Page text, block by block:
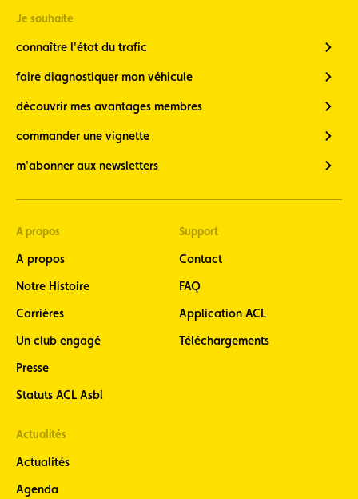
Je souhaite
connaître l'état du trafic
faire diagnostiquer mon véhicule
découvrir mes avantages membres
commander une vignette
m'abonner aux newsletters
A propos
A propos
Notre Histoire
Carrières
Un club engagé
Presse
Statuts ACL Asbl
Support
Contact
FAQ
Application ACL
Téléchargements
Actualités
Actualités
Agenda